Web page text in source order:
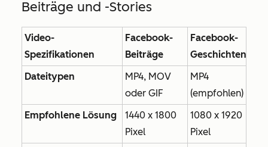
Beiträge und -Stories
Video-
Spezifikationen
Facebook-
Beiträge
Facebook-
Geschichten
Dateitypen
MP4, MOV
oder GIF
MP4
(empfohlen)
Empfohlene Lösung
1440 x 1800
Pixel
1080 x 1920
Pixel